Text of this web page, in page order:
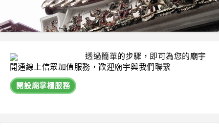
透過簡單的步驟，即可為您的廟宇
開通線上信眾加值服務，歡迎廟宇與我們聯繫
開設廟掌櫃服務